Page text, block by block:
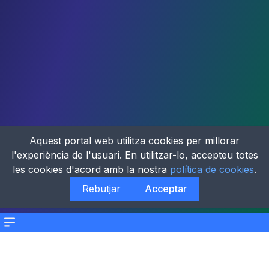
Menu
Aquest portal web utilitza cookies per millorar
l'experiència de l'usuari. En utilitzar-lo, accepteu totes
les cookies d'acord amb la nostra política de cookies.
Rebutjar
Acceptar